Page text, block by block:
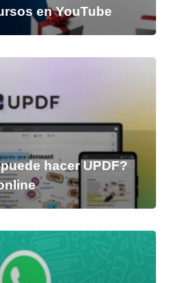
en YouTube
hacer UPDF?